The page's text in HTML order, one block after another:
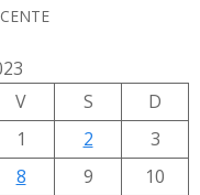
V S
D
1
2
3
8 9
10